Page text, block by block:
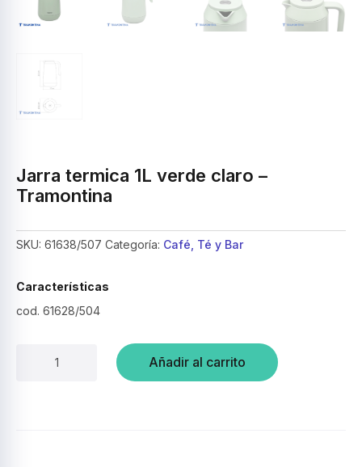
Jarra termica 1L verde claro –
Tramontina
SKU: 61638/507 Categoría: Café, Té y Bar
Características
cod. 61628/504
Añadir al carrito